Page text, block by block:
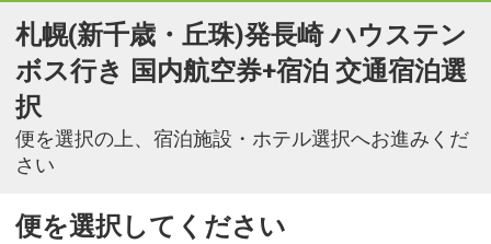
札幌(新千歳・丘珠)発長崎 ハウステン
ボス行き 国内航空券+宿泊 交通宿泊選
択
便を選択の上、宿泊施設・ホテル選択へお進みくだ
さい
便を選択してください